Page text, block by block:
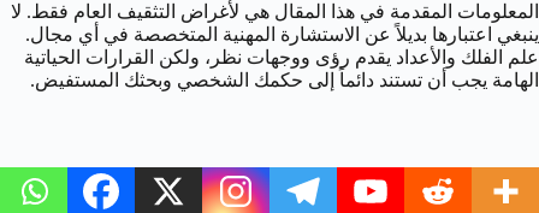
المعلومات المقدمة في هذا المقال هي لأغراض التثقيف العام فقط. لا
ينبغي اعتبارها بديلاً عن الاستشارة المهنية المتخصصة في أي مجال.
علم الفلك والأعداد يقدم رؤى ووجهات نظر، ولكن القرارات الحياتية
الهامة يجب أن تستند دائماً إلى حكمك الشخصي وبحثك المستفيض.
السابقة الالتالية